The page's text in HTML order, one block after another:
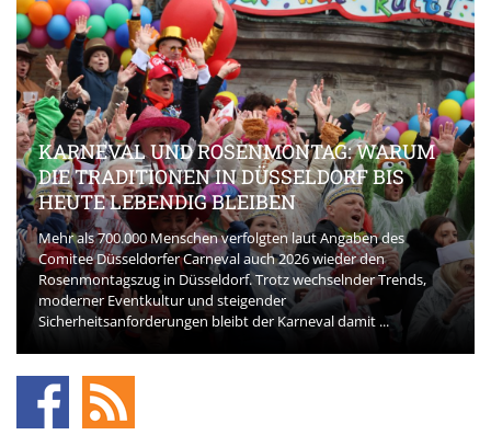
KARNEVAL UND ROSENMONTAG: WARUM
DIE TRADITIONEN IN DÜSSELDORF BIS
HEUTE LEBENDIG BLEIBEN
Mehr als 700.000 Menschen verfolgten laut Angaben des
Comitee Düsseldorfer Carneval auch 2026 wieder den
Rosenmontagszug in Düsseldorf. Trotz wechselnder Trends,
moderner Eventkultur und steigender
Sicherheitsanforderungen bleibt der Karneval damit ...